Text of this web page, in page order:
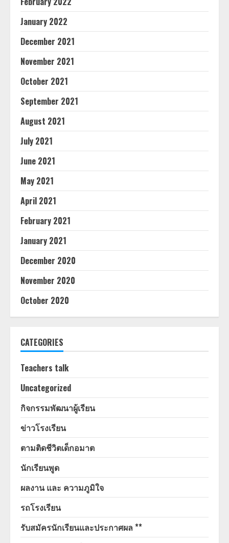
January 2022
December 2021
November 2021
October 2021
September 2021
August 2021
July 2021
June 2021
May 2021
April 2021
February 2021
January 2021
December 2020
November 2020
October 2020
CATEGORIES
Teachers talk
Uncategorized
กิจกรรมพัฒนาผู้เรียน
ข่าวโรงเรียน
ตามติดชีวิตเด็กอมาต
นักเรียนพูด
ผลงาน และ ความภูมิใจ
รถโรงเรียน
รับสมัครนักเรียนและประกาศผล **